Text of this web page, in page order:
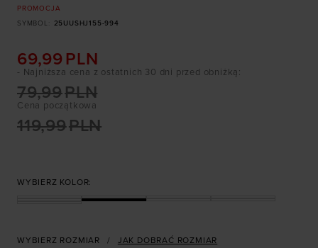
PROMOCJA
SYMBOL
25UUSHJ155-994
69,99 PLN
Cena początkowa
119,99PLN
79,99PLN
- Najniższa cena z ostatnich 30 dni przed obniżką:
WYBIERZ KOLOR:
WYBIERZ ROZMIAR JAK DOBRAĆ ROZMIAR